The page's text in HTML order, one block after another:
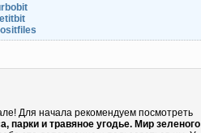
Для начала рекомендуем посмотреть
парки и травяное угодье. Мир зеленого